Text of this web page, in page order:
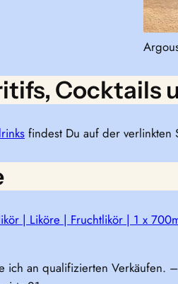
Cocktails
findest Du auf der
| Liköre | Fruchtlikör | 1 x
ich an qualifizierten